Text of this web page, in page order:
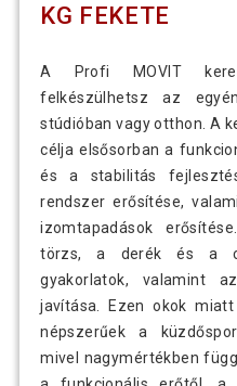
KG FEKETE
A Profi MOVIT
felkészülhetsz az
stúdióban vagy otthon. A
célja elsősorban a
és a stabilitás
rendszer erősítése,
izomtapadások
törzs, a derék és a
gyakorlatok, valamint
javítása. Ezen okok
népszerűek a
mivel nagymértékben